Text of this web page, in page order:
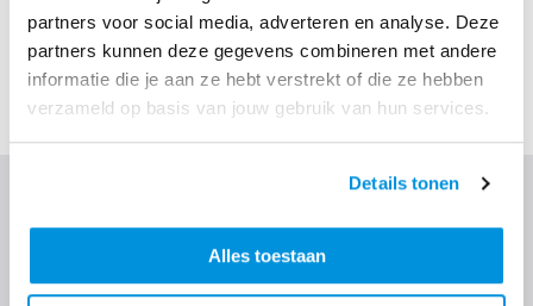
partners voor social media, adverteren en analyse. Deze
partners kunnen deze gegevens combineren met andere
informatie die je aan ze hebt verstrekt of die ze hebben
verzameld op basis van jouw gebruik van hun services.
Details tonen
Alles toestaan
Koninkrijk verder versterken en uitbreiden, in
opvolging van de overname van Stripe Consulting in
2019.
Lees verder over de technieken die we inzetten, onze
focusthema’s en vergelijkbare projecten.